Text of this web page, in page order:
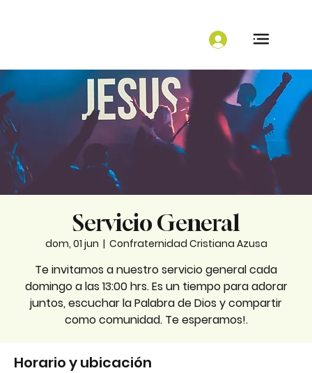
Servicio General
dom, 01 jun
  |
Confraternidad Cristiana Azusa
Te invitamos a nuestro servicio general cada
domingo a las 13:00 hrs. Es un tiempo para adorar
juntos, escuchar la Palabra de Dios y compartir
como comunidad. Te esperamos!.
Horario y ubicación